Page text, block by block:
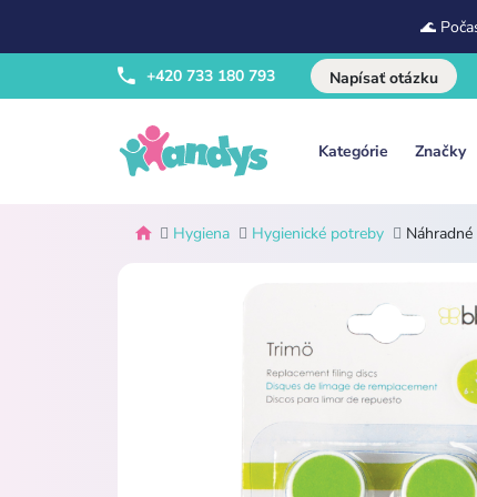
🌊
+420 733 180 793 Napísať otázku
Kategórie Značky
Hygiena Hygienické potreby